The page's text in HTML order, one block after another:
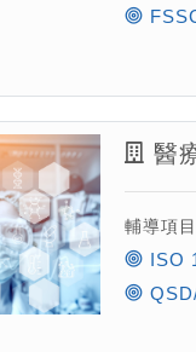
醫
輔導項
ISO